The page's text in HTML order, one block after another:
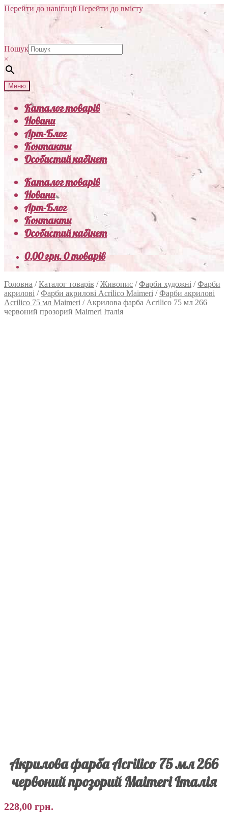
Перейти до навігації Перейти до вмісту
Пошук
×
Меню
Каталог товарів
Новини
Арт-Блог
Контакти
Особистий кабінет
Каталог товарів
Новини
Арт-Блог
Контакти
Особистий кабінет
0,00грн.0 товарів
Головна /Каталог товарів /Живопис /Фарби художні /Фарби
акрилові /Фарби акрилові Acrilico Maimeri /Фарби акрилові
Acrilico 75 мл Maimeri / Акрилова фарба Acrilico 75 мл 266
червоний прозорий Maimeri Італія
Акрилова фарба Acrilico 75 мл 266
червоний прозорий Maimeri Італія
228,00 грн.